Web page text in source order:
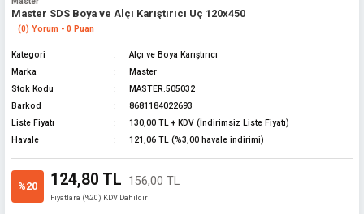
Master SDS Boya ve Alçı Karıştırıcı Uç 120x450
(0) Yorum - 0 Puan
Kategori
Alçı ve Boya Karıştırıcı
Marka
Master
Stok Kodu
MASTER.505032
Barkod
8681184022693
Liste Fiyatı
130,00 TL + KDV (İndirimsiz Liste Fiyatı)
Havale
121,06 TL (%3,00 havale indirimi)
%20 124,80 TL 156,00 TL
Fiyatlara (%20) KDV Dahildir